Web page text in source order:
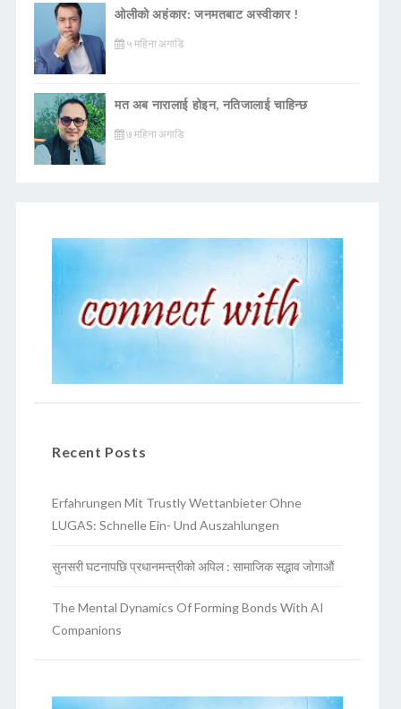
ओलीको अहंकार: जनमतबाट अस्वीकार !
५ महिना अगाडि
मत अब नारालाई होइन, नतिजालाई चाहिन्छ
७ महिना अगाडि
Recent Posts
Erfahrungen Mit Trustly Wettanbieter Ohne
LUGAS: Schnelle Ein- Und Auszahlungen
सुनसरी घटनापछि प्रधानमन्त्रीको अपिल : सामाजिक सद्भाव जोगाऔं
The Mental Dynamics Of Forming Bonds With AI
Companions